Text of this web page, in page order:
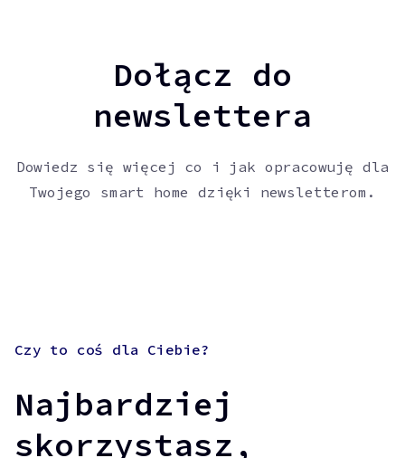
Dołącz do
newslettera
Dowiedz się więcej co i jak opracowuję dla
Twojego smart home dzięki newsletterom.
Czy to coś dla Ciebie?
Najbardziej
skorzystasz,